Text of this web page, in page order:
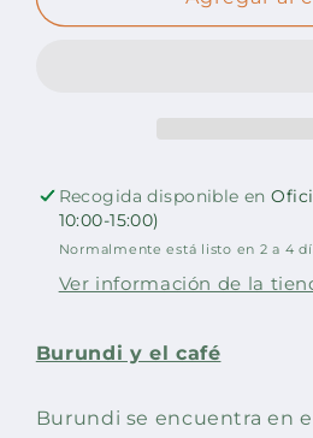
en
en
Recogida disponible en
10:00-15:00)
Normalmente está listo en 2 a 4
Ver información de la
Burundi y el café
Burundi se encuentra en